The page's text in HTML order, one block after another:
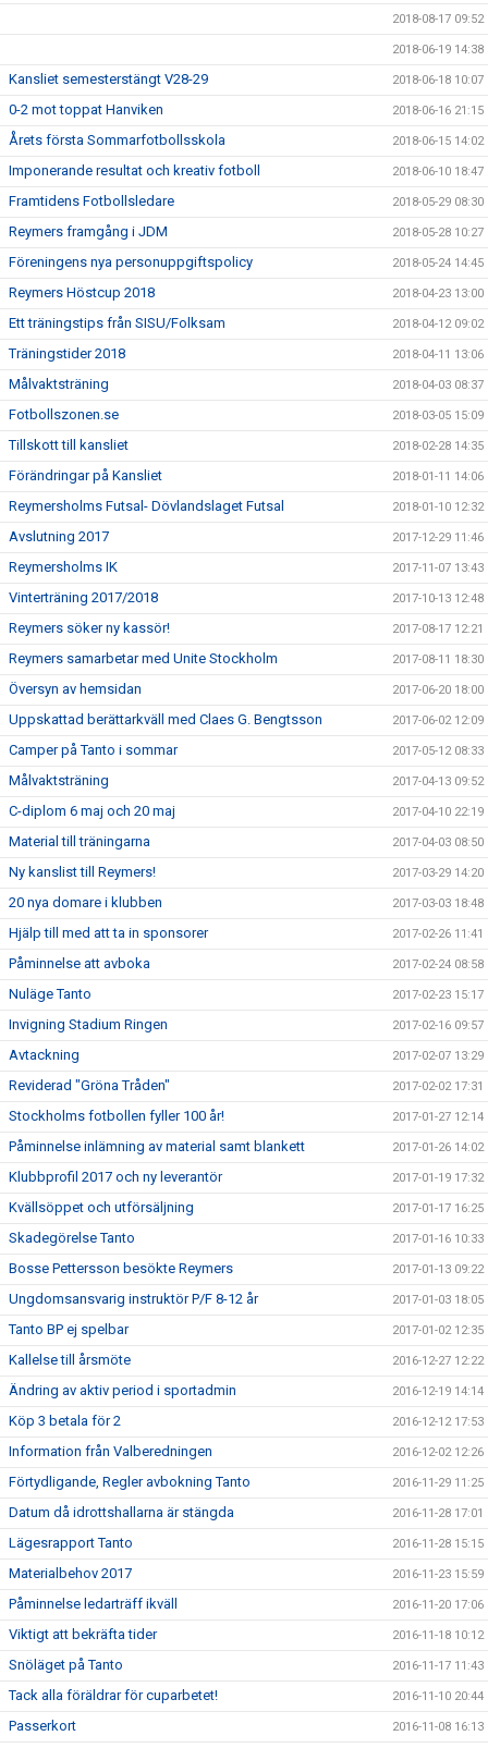
2018-08-17 09:52
2018-06-19 14:38
Kansliet semesterstängt V28-29 2018-06-18 10:07
0-2 mot toppat Hanviken 2018-06-16 21:15
Årets första Sommarfotbollsskola 2018-06-15 14:02
Imponerande resultat och kreativ fotboll 2018-06-10 18:47
Framtidens Fotbollsledare 2018-05-29 08:30
Reymers framgång i JDM 2018-05-28 10:27
Föreningens nya personuppgiftspolicy 2018-05-24 14:45
Reymers Höstcup 2018 2018-04-23 13:00
Ett träningstips från SISU/Folksam 2018-04-12 09:02
Träningstider 2018 2018-04-11 13:06
Målvaktsträning 2018-04-03 08:37
Fotbollszonen.se 2018-03-05 15:09
Tillskott till kansliet 2018-02-28 14:35
Förändringar på Kansliet 2018-01-11 14:06
Reymersholms Futsal- Dövlandslaget Futsal 2018-01-10 12:32
Avslutning 2017 2017-12-29 11:46
Reymersholms IK 2017-11-07 13:43
Vinterträning 2017/2018 2017-10-13 12:48
Reymers söker ny kassör! 2017-08-17 12:21
Reymers samarbetar med Unite Stockholm 2017-08-11 18:30
Översyn av hemsidan 2017-06-20 18:00
Uppskattad berättarkväll med Claes G. Bengtsson 2017-06-02 12:09
Camper på Tanto i sommar 2017-05-12 08:33
Målvaktsträning 2017-04-13 09:52
C-diplom 6 maj och 20 maj 2017-04-10 22:19
Material till träningarna 2017-04-03 08:50
Ny kanslist till Reymers! 2017-03-29 14:20
20 nya domare i klubben 2017-03-03 18:48
Hjälp till med att ta in sponsorer 2017-02-26 11:41
Påminnelse att avboka 2017-02-24 08:58
Nuläge Tanto 2017-02-23 15:17
Invigning Stadium Ringen 2017-02-16 09:57
Avtackning 2017-02-07 13:29
Reviderad "Gröna Tråden" 2017-02-02 17:31
Stockholms fotbollen fyller 100 år! 2017-01-27 12:14
Påminnelse inlämning av material samt blankett 2017-01-26 14:02
Klubbprofil 2017 och ny leverantör 2017-01-19 17:32
Kvällsöppet och utförsäljning 2017-01-17 16:25
Skadegörelse Tanto 2017-01-16 10:33
Bosse Pettersson besökte Reymers 2017-01-13 09:22
Ungdomsansvarig instruktör P/F 8-12 år 2017-01-03 18:05
Tanto BP ej spelbar 2017-01-02 12:35
Kallelse till årsmöte 2016-12-27 12:22
Ändring av aktiv period i sportadmin 2016-12-19 14:14
Köp 3 betala för 2 2016-12-12 17:53
Information från Valberedningen 2016-12-02 12:26
Förtydligande, Regler avbokning Tanto 2016-11-29 11:25
Datum då idrottshallarna är stängda 2016-11-28 17:01
Lägesrapport Tanto 2016-11-28 15:15
Materialbehov 2017 2016-11-23 15:59
Påminnelse ledarträff ikväll 2016-11-20 17:06
Viktigt att bekräfta tider 2016-11-18 10:12
Snöläget på Tanto 2016-11-17 11:43
Tack alla föräldrar för cuparbetet! 2016-11-10 20:44
Passerkort 2016-11-08 16:13